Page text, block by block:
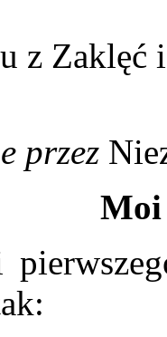
z Zaklęć
przez